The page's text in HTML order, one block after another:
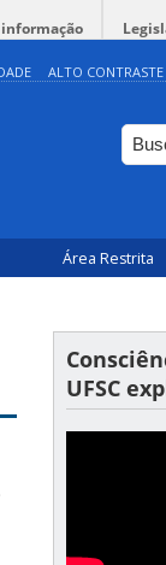
informação
ALTO CONTRASTE
Área Restrita
UFSC